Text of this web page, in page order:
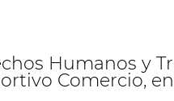
Humanos y
Comercio,